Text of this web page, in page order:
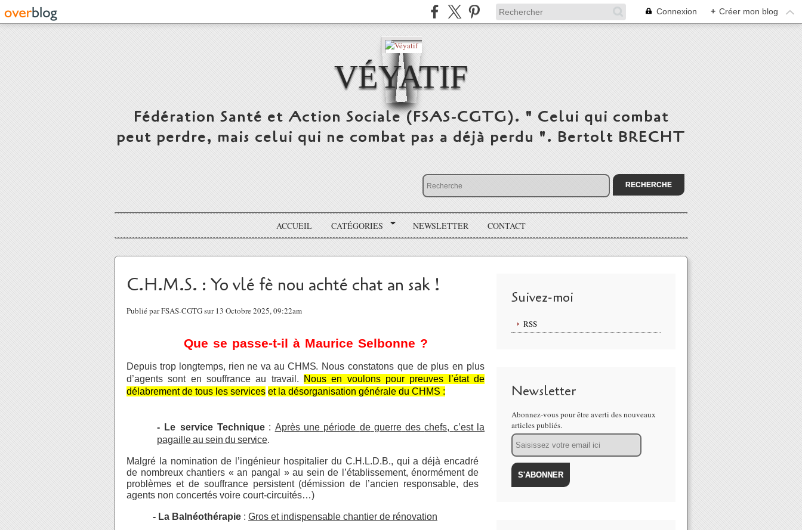
Connexion + Créer mon blog
VÉYATIF
Fédération Santé et Action Sociale (FSAS-CGTG). " Celui qui combat
peut perdre, mais celui qui ne combat pas a déjà perdu ". Bertolt BRECHT
ACCUEIL CATÉGORIES NEWSLETTER CONTACT
C.H.M.S. : Yo vlé fè nou achté chat an sak !
Publié par FSAS-CGTG sur 13 Octobre 2025, 09:22am
Que se passe-t-il à Maurice Selbonne ?
Depuis trop longtemps, rien ne va au CHMS. Nous constatons que de plus en plus
d’agents sont en souffrance au travail.
Nous en voulons pour preuves l’état de
délabrement de tous les services et la désorganisation générale du CHMS :
- Le service Technique : Après une période de guerre des chefs, c’est
la
pagailleau sein du service.
Malgré la nomination de l’ingénieur hospitalier du C.H.L.D.B., qui a déjà encadré
de nombreux chantiers « an pangal » au sein de l’établissement, énormément de
problèmes et de souffrance persistent (démission de l’ancien responsable, des
agents non concertés voire court-circuités…)
- La Balnéothérapie : Gros et indispensable chantier de rénovation
Suivez-moi
RSS
Newsletter
Abonnez-vous pour être averti des nouveaux
articles publiés.
Email